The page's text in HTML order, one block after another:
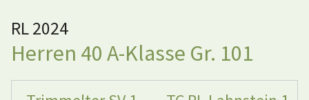
RL 2024
Herren 40 A-Klasse Gr. 101